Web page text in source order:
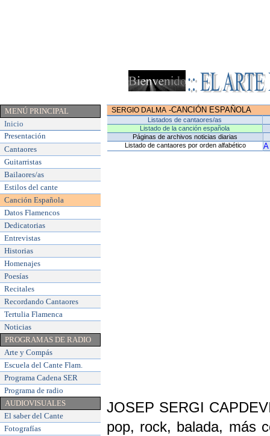
MENÚ PRINCIPAL
Inicio
Presentación
Cantaores
Guitarristas
Bailaores/as
Estilos del cante
Canción Española
Datos Flamencos
Dedicatorias
Entrevistas
Historias
Homenajes
Poesías
Recitales
Recordando Cantaores
Tertulia Flamenca
Noticias
PROGRAMAS DE RADIO
Arte y Compás
Escuela del Cante Flam.
Programa Cadena SER
Programa de radio
AUDIOVISUALES
El saber del Cante
Fotografías
SERGIO DALMA -CANCIÓN ESPAÑOLA
Listados de cantaores/as
Listado de la canción española
Páginas de archivos noticias diarias
Listado de cantaores por orden alfabético
A
JOSEP SERGI
pop, rock, balada, más